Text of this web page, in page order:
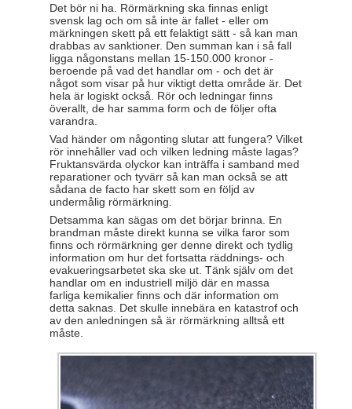
Det bör ni ha. Rörmärkning ska finnas enligt
svensk lag och om så inte är fallet - eller om
märkningen skett på ett felaktigt sätt - så kan man
drabbas av sanktioner. Den summan kan i så fall
ligga någonstans mellan 15-150.000 kronor -
beroende på vad det handlar om - och det är
något som visar på hur viktigt detta område är. Det
hela är logiskt också. Rör och ledningar finns
överallt, de har samma form och de följer ofta
varandra.
Vad händer om någonting slutar att fungera? Vilket
rör innehåller vad och vilken ledning måste lagas?
Fruktansvärda olyckor kan inträffa i samband med
reparationer och tyvärr så kan man också se att
sådana de facto har skett som en följd av
undermålig rörmärkning.
Detsamma kan sägas om det börjar brinna. En
brandman måste direkt kunna se vilka faror som
finns och rörmärkning ger denne direkt och tydlig
information om hur det fortsatta räddnings- och
evakueringsarbetet ska ske ut. Tänk själv om det
handlar om en industriell miljö där en massa
farliga kemikalier finns och där information om
detta saknas. Det skulle innebära en katastrof och
av den anledningen så är rörmärkning alltså ett
måste.